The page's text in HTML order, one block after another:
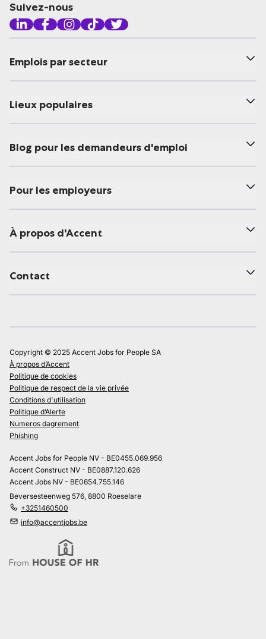
Suivez-nous
Emplois par secteur
Lieux populaires
Blog pour les demandeurs d'emploi
Pour les employeurs
À propos d'Accent
Contact
Copyright © 2025 Accent Jobs for People SA
À propos d’Accent
Politique de cookies
Politique de respect de la vie privée
Conditions d'utilisation
Politique d’Alerte
Numeros dagrement
Phishing
Accent Jobs for People NV - BE0455.069.956
Accent Construct NV - BE0887.120.626
Accent Jobs NV - BE0654.755.146
Beversesteenweg 576, 8800 Roeselare
+3251460500
info@accentjobs.be